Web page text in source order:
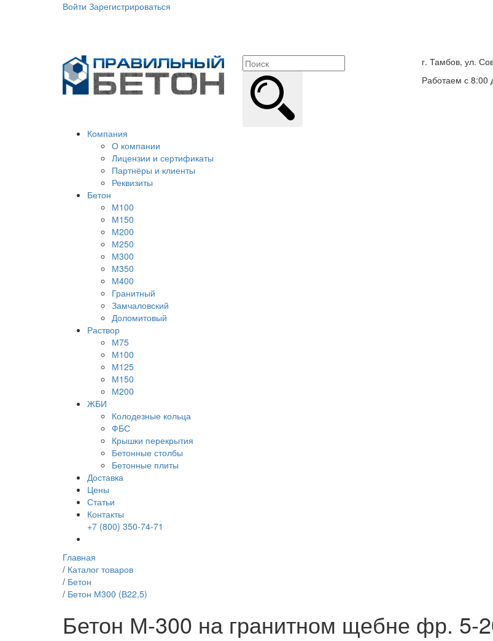
Войти Зарегистрироваться
г. Тамбов, ул.
Работаем с 8:00
Компания
О компании
Лицензии и сертификаты
Партнёры и клиенты
Реквизиты
Бетон
М100
М150
М200
М250
М300
М350
М400
Гранитный
Замчаловский
Доломитовый
Раствор
М75
М100
М125
М150
М200
ЖБИ
Колодезные кольца
ФБС
Крышки перекрытия
Бетонные столбы
Бетонные плиты
Доставка
Цены
Статьи
Контакты
+7 (800) 350-74-71
Главная
/ Каталог товаров
/ Бетон
/ Бетон М300 (В22,5)
Бетон М-300 на гранитном щебне фр. 5-